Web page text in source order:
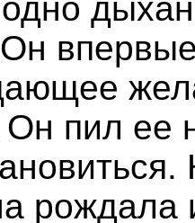
Он пил ее
рождала